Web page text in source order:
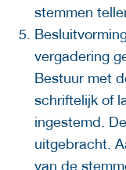
stemmen
vergadering
Bestuur met
schriftelijk of
ingestemd.
uitgebracht.
van de